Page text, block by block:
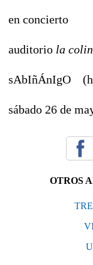
en concierto
auditorio la
sAbIñÁnIgO
sábado 26 de
OTROS